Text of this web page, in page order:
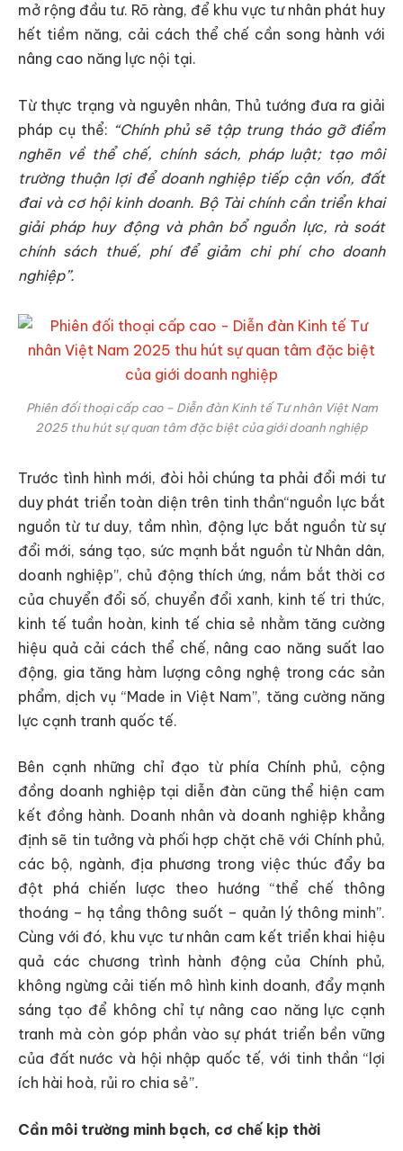
mở rộng đầu tư. Rõ ràng, để khu vực tư nhân phát huy
hết tiềm năng, cải cách thể chế cần song hành với
nâng cao năng lực nội tại.
Từ thực trạng và nguyên nhân, Thủ tướng đưa ra giải
pháp cụ thể: “Chính phủ sẽ tập trung tháo gỡ điểm
nghẽn về thể chế, chính sách, pháp luật; tạo môi
trường thuận lợi để doanh nghiệp tiếp cận vốn, đất
đai và cơ hội kinh doanh. Bộ Tài chính cần triển khai
giải pháp huy động và phân bổ nguồn lực, rà soát
chính sách thuế, phí để giảm chi phí cho doanh
nghiệp”.
Phiên đối thoại cấp cao – Diễn đàn Kinh tế Tư nhân Việt Nam
2025 thu hút sự quan tâm đặc biệt của giới doanh nghiệp
Trước tình hình mới, đòi hỏi chúng ta phải đổi mới tư
duy phát triển toàn diện trên tinh thần“nguồn lực bắt
nguồn từ tư duy, tầm nhìn, động lực bắt nguồn từ sự
đổi mới, sáng tạo, sức mạnh bắt nguồn từ Nhân dân,
doanh nghiệp”, chủ động thích ứng, nắm bắt thời cơ
của chuyển đổi số, chuyển đổi xanh, kinh tế tri thức,
kinh tế tuần hoàn, kinh tế chia sẻ nhằm tăng cường
hiệu quả cải cách thể chế, nâng cao năng suất lao
động, gia tăng hàm lượng công nghệ trong các sản
phẩm, dịch vụ “Made in Việt Nam”, tăng cường năng
lực cạnh tranh quốc tế.
Bên cạnh những chỉ đạo từ phía Chính phủ, cộng
đồng doanh nghiệp tại diễn đàn cũng thể hiện cam
kết đồng hành. Doanh nhân và doanh nghiệp khẳng
định sẽ tin tưởng và phối hợp chặt chẽ với Chính phủ,
các bộ, ngành, địa phương trong việc thúc đẩy ba
đột phá chiến lược theo hướng “thể chế thông
thoáng – hạ tầng thông suốt – quản lý thông minh”.
Cùng với đó, khu vực tư nhân cam kết triển khai hiệu
quả các chương trình hành động của Chính phủ,
không ngừng cải tiến mô hình kinh doanh, đẩy mạnh
sáng tạo để không chỉ tự nâng cao năng lực cạnh
tranh mà còn góp phần vào sự phát triển bền vững
của đất nước và hội nhập quốc tế, với tinh thần “lợi
ích hài hoà, rủi ro chia sẻ”.
Cần môi trường minh bạch, cơ chế kịp thời